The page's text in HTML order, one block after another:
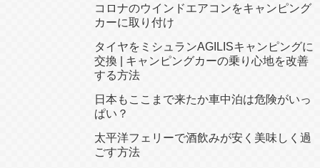
コロナのウインドエアコンをキャンピング
カーに取り付け
タイヤをミシュランAGILISキャンピングに
交換 | キャンピングカーの乗り心地を改善
する方法
日本もここまで来たか車中泊は危険がいっ
ぱい？
太平洋フェリーで酒飲みが安く美味しく過
ごす方法